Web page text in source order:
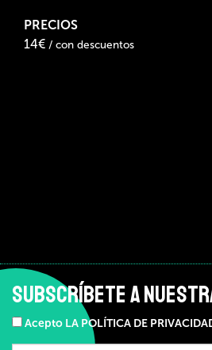
PRECIOS
14€ / con descuentos
SUBSCRÍBETE A
Acepto LA POLÍTICA DE